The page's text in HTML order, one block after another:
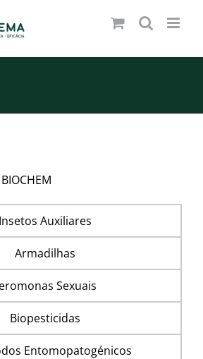
Insetos Auxiliares
Armadilhas
Sexuais
Biopesticidas
Entomopatogénicos